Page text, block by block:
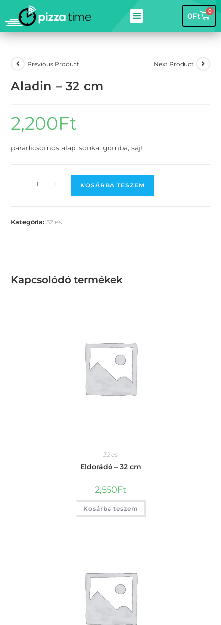
0Ft 0
Previous Product Next Product
Aladin – 32 cm
2,200Ft
paradicsomos alap, sonka, gomba, sajt
- + KOSÁRBA TESZEM
Kategória:32 es
Kapcsolódó termékek
32 es
Eldorádó – 32 cm
2,550Ft
Kosárba teszem